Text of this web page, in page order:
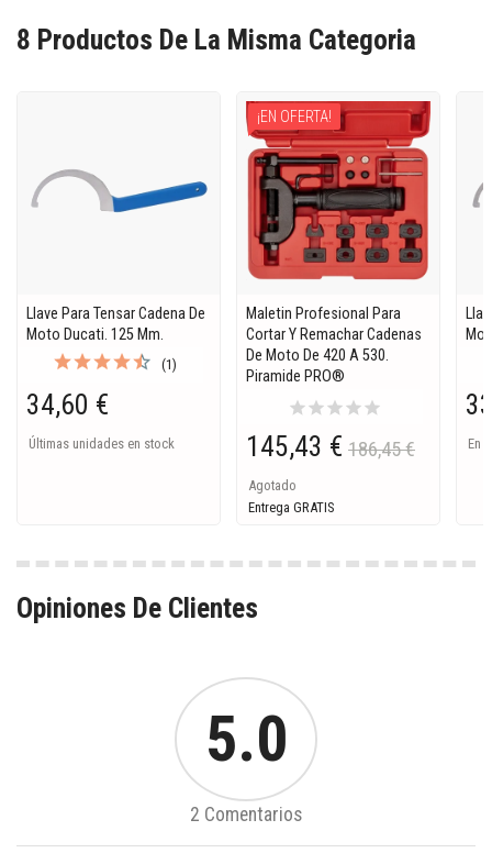
8 Productos De La Misma Categoria
Llave Para Tensar Cadena De
Moto Ducati. 125 Mm.
(1)
34,60 €
Últimas unidades en stock
Maletin Profesional Para
Cortar Y Remachar Cadenas
De Moto De 420 A 530.
Piramide PRO®
starstarstarstarstar
145,43 € 186,45 €
Agotado
Entrega GRATIS
¡EN OFERTA!
En
Opiniones De Clientes
5.0
2 Comentarios